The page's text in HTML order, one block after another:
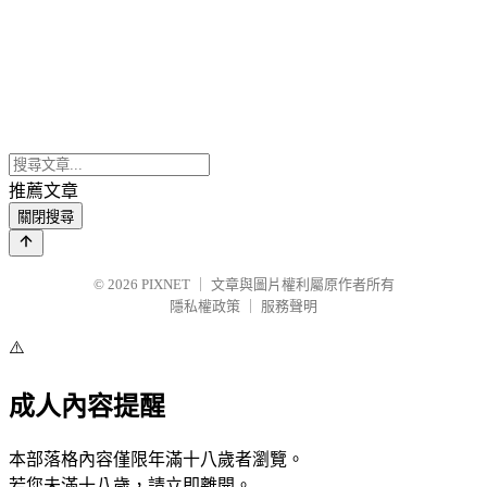
推薦文章
關閉搜尋
© 2026 PIXNET
文章與圖片權利屬原作者所有
隱私權政策
服務聲明
⚠️
成人內容提醒
本部落格內容僅限年滿十八歲者瀏覽。